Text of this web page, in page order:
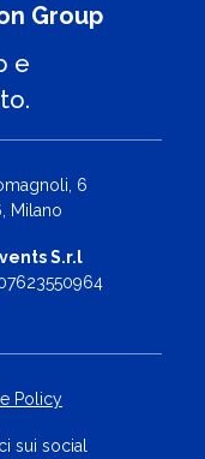
Group
e
6
Milano
S.r.l
Policy
sui social